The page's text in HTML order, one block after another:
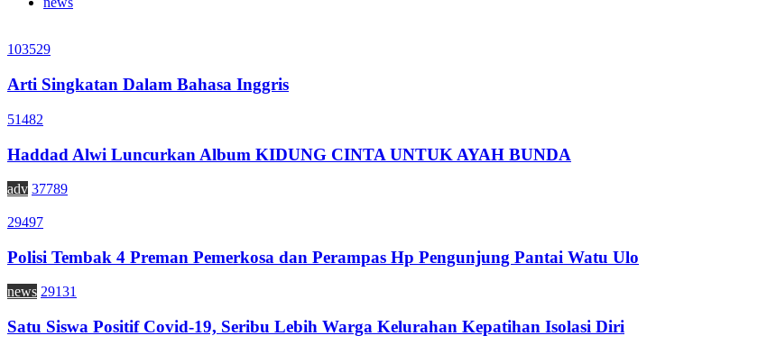
103529
Arti Singkatan Dalam Bahasa Inggris
51482
Haddad Alwi Luncurkan Album KIDUNG CINTA UNTUK AYAH BUNDA
adv 37789
29497
Polisi Tembak 4 Preman Pemerkosa dan Perampas Hp Pengunjung Pantai Watu Ulo
news 29131
Satu Siswa Positif Covid-19, Seribu Lebih Warga Kelurahan Kepatihan Isolasi Diri